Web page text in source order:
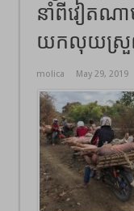
នាំពីវៀតណា
យកលុយស្
molica May 29, 2019